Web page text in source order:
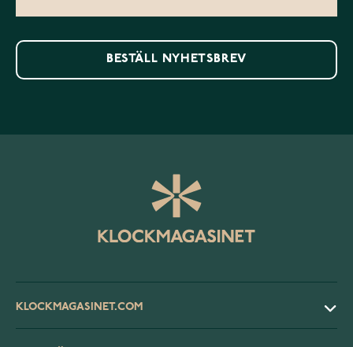
BESTÄLL NYHETSBREV
KLOCKMAGASINET.COM